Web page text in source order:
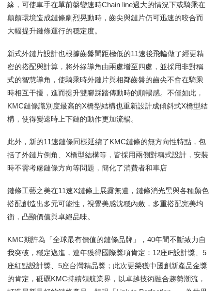
緣，可使車手在單前盤變速時Chain line過大的情況下或騎乘在
顛頗環境造成鏈條劇烈晃動時，齒尖與鏈片仍可迅速的咬合而
大幅提升鏈條運行的穩定度。
新式外鏈片設計也根據齒盤間距極低的11速後飛輪做了經更精
密的搭配與計算，將外緣導角由兩處增至四處，並採用非對稱
式的智慧導角，使騎乘時外鏈片與相鄰齒盤的齒尖不會在騎乘
時相互干擾，進而提升雙腳踩踏傳動時的順暢感。不僅如此，
KMC鏈條識別度最高的X橋型結構也重新設計成傾斜式X橋型結
構，使得變速時上下鏈的動作更加流暢。
此外，新的11速鏈條同樣延續了KMC鏈條的無方向性特點，包
括了外鏈片倒角、X橋型結構等，皆採用兩側對稱式設計，安裝
時不需考慮鏈條方向等問題，簡化了消費者和車店
鏈條工藝之美在11速X鏈條上展露無遺，鏈條消光黑與各種顏色
搭配創造出多元可能性，視覺美感沈穩內斂，多重搭配完美均
衡，凸顯價值與卓絕品味。
KMC期許為「全球最有價值的鏈條品牌」，40年間不斷致力自
我突破，穩定邁進，連年獲得國際獎項肯定：12座iF設計獎、5
座紅點設計獎、5座台灣精品獎；此次更榮獲中國創新產品金獎
的肯定，砥礪KMC持續領航業界，以卓越技術融合趨勢潮流，